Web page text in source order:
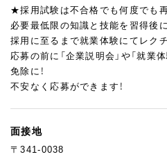
★採用試験は不合格でも何度でも
必要最低限の知識と技能を習得後
採用に至るまで就業体験にてレク
応募の前に「企業説明会」や「就業
免除に！
不安なく応募ができます！
面接地
〒341-0038